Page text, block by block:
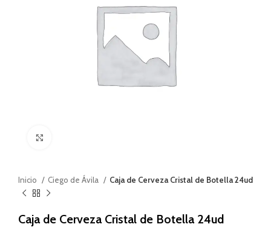
Inicio Ciego de Ávila Caja de Cerveza Cristal de Botella 24ud
Caja de Cerveza Cristal de Botella 24ud